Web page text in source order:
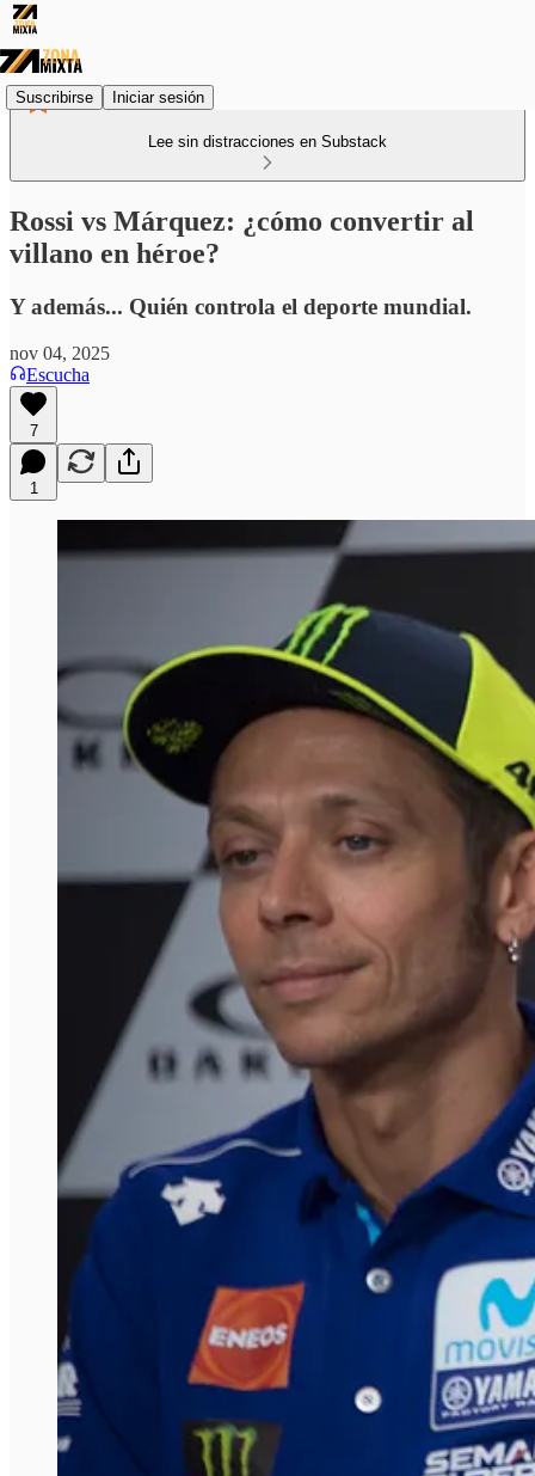
Suscribirse Iniciar sesión
Lee sin distracciones en Substack
Rossi vs Márquez: ¿cómo convertir al
villano en héroe?
Y además... Quién controla el deporte mundial.
nov 04, 2025
Escucha
7
1